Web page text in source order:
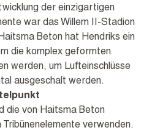
der einzigartigen
war das Willem II-Stadion
Beton hat Hendriks ein
die komplex geformten
werden, um Lufteinschlüsse
ausgeschalt werden.
die von Haitsma Beton
verwenden.